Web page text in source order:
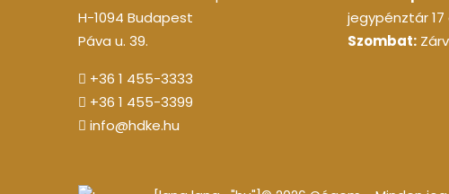
H-1094 Budapest
Páva u. 39.
+36 1 455-3333
+36 1 455-3399
info@hdke.hu
jegypénztár 17
Szombat: